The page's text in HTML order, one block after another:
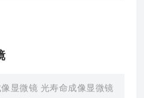
显微镜 光寿命成像显微镜